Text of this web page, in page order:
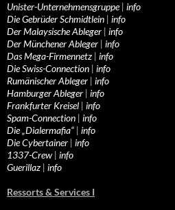
Unister-Unternehmensgruppe| info
Die Gebrüder Schmidtlein | info
Der Malaysische Ableger | info
Der Münchener Ableger | info
Das Mega-Firmennetz | info
Die Swiss-Connection | info
Rumänischer Ableger | info
Hamburger Ableger | info
Frankfurter Kreisel | info
Spam-Connection | info
Die „Dialermafia“ | info
Die Cybertainer | info
1337-Crew | info
Guerillaz | info
Ressorts & Services I